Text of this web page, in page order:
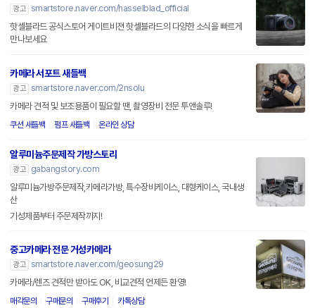
광고
smartstore.naver.com/hasselblad_official
핫셀블라드 공식스토어 게이트비젼 핫셀블라드의 다양한 소식을 빠르게
만나보세요
카메라 서포트 새들백
광고
smartstore.naver.com/2nsolu
카메라 견적 및 보조용품이 필요할 땐, 촬영장비 전문 투앤솔루!
쿠션 새들백 펌프 새들백 온라인 상담
알루미늄주문제작 가방스토리
광고
gabangstory.com
알루미늄가방주문제작,카메라가방, 특수장비케이스, 대형케이스, 국내생
산
기성제품부터 주문제작까지!
중고카메라 전문 거성카메라
광고
smartstore.naver.com/geosung29
카메라/렌즈 견적만 받아도 OK, 비교견적 언제든 환영!
매각문의 구매문의 구매후기 카톡상담